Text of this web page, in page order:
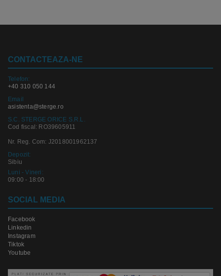
CONTACTEAZA-NE
Telefon:
+40 310 050 144
Email
asistenta@sterge.ro
S.C. STERGE ORICE S.R.L.
Cod fiscal: RO39605911
Nr. Reg. Com: J2018001962137
Depozit:
Sibiu
Luni - Vineri:
09:00 - 18:00
SOCIAL MEDIA
Facebook
Linkedin
Instagram
Tiktok
Youtube